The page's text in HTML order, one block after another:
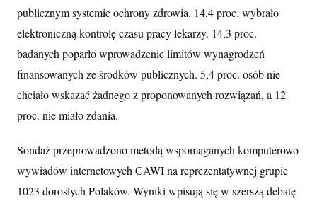
publicznym systemie ochrony zdrowia. 14,4 proc. wybrało
elektroniczną kontrolę czasu pracy lekarzy. 14,3 proc.
badanych poparło wprowadzenie limitów wynagrodzeń
finansowanych ze środków publicznych. 5,4 proc. osób nie
chciało wskazać żadnego z proponowanych rozwiązań, a 12
proc. nie miało zdania.
Sondaż przeprowadzono metodą wspomaganych komputerowo
wywiadów internetowych CAWI na reprezentatywnej grupie
1023 dorosłych Polaków. Wyniki wpisują się w szerszą debatę